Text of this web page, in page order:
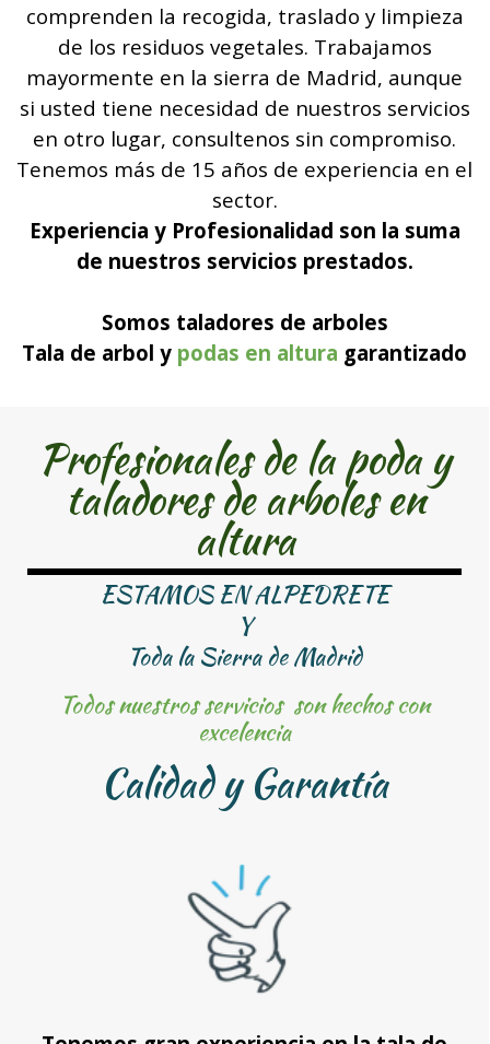
comprenden la recogida, traslado y limpieza
de los residuos vegetales. Trabajamos
mayormente en la sierra de Madrid, aunque
si usted tiene necesidad de nuestros servicios
en otro lugar, consultenos sin compromiso.
Tenemos más de 15 años de experiencia en el
sector.
Experiencia y Profesionalidad son la suma
de nuestros servicios prestados.
Somos taladores de arboles
Tala de arbol y podas en altura garantizado
Profesionales de la poda y
taladores de arboles en
altura
ESTAMOS ENALPEDRETE
Y
Toda la Sierra de Madrid
Todos nuestros servicios son hechos con
excelencia
Calidad y Garantía